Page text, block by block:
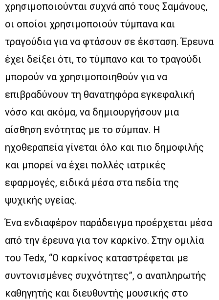
χρησιμοποιούνται συχνά από τους Σαμάνους,
οι οποίοι χρησιμοποιούν τύμπανα και
τραγούδια για να φτάσουν σε έκσταση. Έρευνα
έχει δείξει ότι, το τύμπανο και το τραγούδι
μπορούν να χρησιμοποιηθούν για να
επιβραδύνουν τη θανατηφόρα εγκεφαλική
νόσο και ακόμα, να δημιουργήσουν μια
αίσθηση ενότητας με το σύμπαν. Η
ηχοθεραπεία γίνεται όλο και πιο δημοφιλής
και μπορεί να έχει πολλές ιατρικές
εφαρμογές, ειδικά μέσα στα πεδία της
ψυχικής υγείας.
Ένα ενδιαφέρον παράδειγμα προέρχεται μέσα
από την έρευνα για τον καρκίνο. Στην ομιλία
του Tedx, “Ο καρκίνος καταστρέφεται με
συντονισμένες συχνότητες”, ο αναπληρωτής
καθηγητής και διευθυντής μουσικής στο